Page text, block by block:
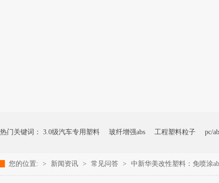
热门关键词： 3.0级汽车专用塑料 玻纤增强abs 工程塑料粒子 pc/
您的位置: > 新闻资讯 > 常见问答 > 中新华美改性塑料：免喷涂